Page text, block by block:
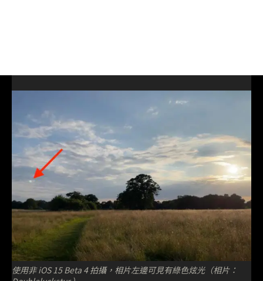
使用非 iOS 15 Beta 4 拍攝，相片左邊可見有綠色炫光（相片：